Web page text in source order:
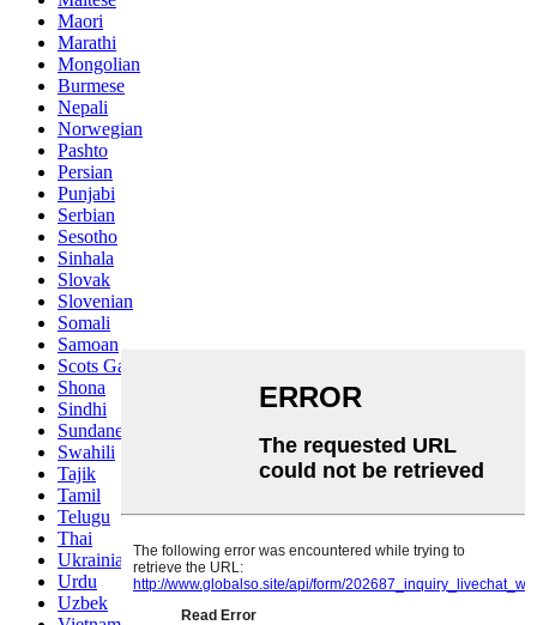
Maori
Marathi
Mongolian
Burmese
Nepali
Norwegian
Pashto
Persian
Punjabi
Serbian
Sesotho
Sinhala
Slovak
Slovenian
Somali
Samoan
Scots Gaelic
Shona
Sindhi
Sundanese
Swahili
Tajik
Tamil
Telugu
Thai
Ukrainian
Urdu
Uzbek